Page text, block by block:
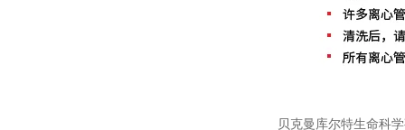
贝克曼库尔特生命科